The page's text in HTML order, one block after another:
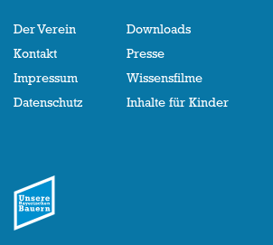
Der Verein
Kontakt
Impressum
Datenschutz
Downloads
Presse
Wissensfilme
Inhalte für Kinder